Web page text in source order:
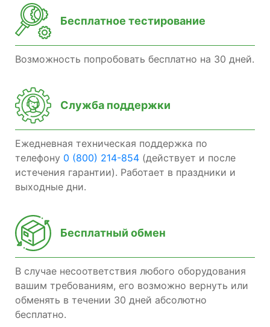
Бесплатное тестирование
Возможность попробовать бесплатно на 30 дней.
Служба поддержки
Ежедневная техническая поддержка по
телефону 0 (800) 214-854 (действует и после
истечения гарантии). Работает в праздники и
выходные дни.
Бесплатный обмен
В случае несоответствия любого оборудования
вашим требованиям, его возможно вернуть или
обменять в течении 30 дней абсолютно
бесплатно.